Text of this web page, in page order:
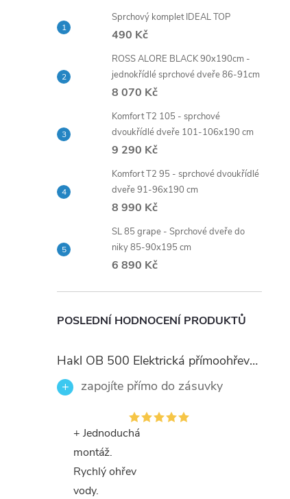
Sprchový komplet IDEAL TOP
490 Kč
ROSS ALORE BLACK 90x190cm -
jednokřídlé sprchové dveře 86-91cm
8 070 Kč
Komfort T2 105 - sprchové
dvoukřídlé dveře 101-106x190 cm
9 290 Kč
Komfort T2 95 - sprchové dvoukřídlé
dveře 91-96x190 cm
8 990 Kč
SL 85 grape - Sprchové dveře do
niky 85-90x195 cm
6 890 Kč
POSLEDNÍ HODNOCENÍ PRODUKTŮ
Hakl OB 500 Elektrická přímoohřevná vodovodní baterie, černé flexi ramínko
zapojíte přímo do zásuvky
+ Jednoduchá
montáž.
Rychlý ohřev
vody.